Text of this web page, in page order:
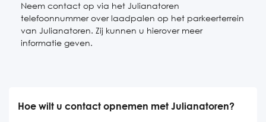
Neem contact op via het Julianatoren
telefoonnummer over laadpalen op het parkeerterrein
van Julianatoren. Zij kunnen u hierover meer
informatie geven.
Hoe wilt u contact opnemen met Julianatoren?